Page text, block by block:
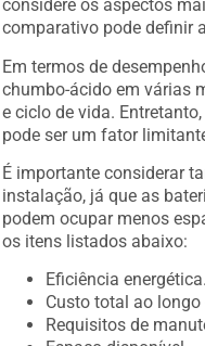
considere os aspectos
comparativo pode definir
Em termos de
chumbo-ácido em várias
e ciclo de vida.
pode ser um fator
É importante considerar
instalação, já que as
podem ocupar menos
os itens listados abaixo:
Eficiência energética.
Custo total ao
Requisitos de